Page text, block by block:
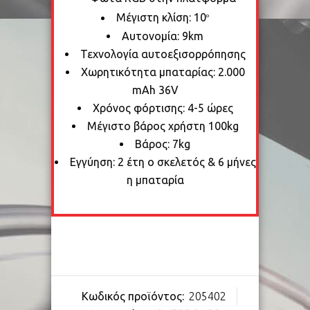
Μέγιστη κλίση: 10ο
Αυτονομία: 9km
Τεχνολογία αυτοεξισορρόπησης
Χωρητικότητα μπαταρίας: 2.000
mAh 36V
Χρόνος φόρτισης: 4-5 ώρες
Μέγιστο βάρος χρήστη 100kg
Bάρος: 7kg
Εγγύηση: 2 έτη ο σκελετός & 6 μήνες
η μπαταρία
Κωδικός προϊόντος: 205402